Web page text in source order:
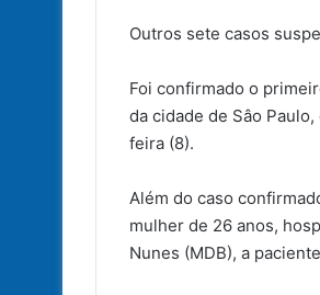
Outros sete casos
Foi confirmado o
da cidade de Sâo
feira (8).
Além do caso
mulher de 26 anos,
Nunes (MDB), a